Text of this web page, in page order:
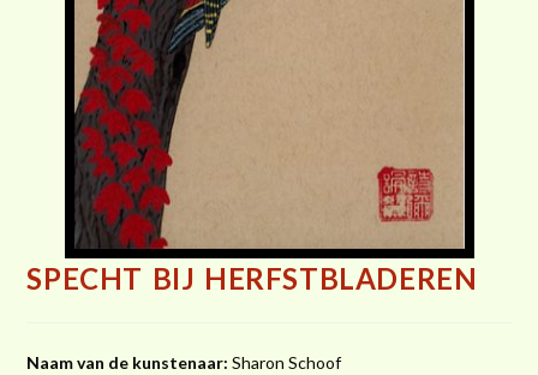
SPECHT BIJ HERFSTBLADEREN
Naam van de kunstenaar:Sharon Schoof